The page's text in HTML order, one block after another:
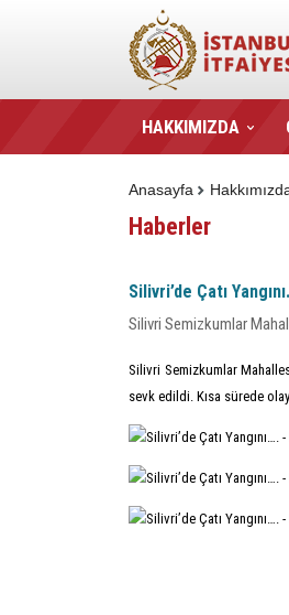
HAKKIMIZDA
Anasayfa
Haberler
Silivri’de Çatı
Silivri Semizkumlar
Silivri Semizkumlar
sevk edildi. Kısa sürede